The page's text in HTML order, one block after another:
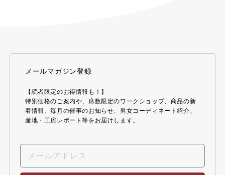
メールマガジン登録
【読者限定のお得情報も！】
特別価格のご案内や、席数限定のワークショップ、商品の新
着情報、毎月の催事のお知らせ、男女コーディネート紹介、
産地・工房レポート等をお届けします。